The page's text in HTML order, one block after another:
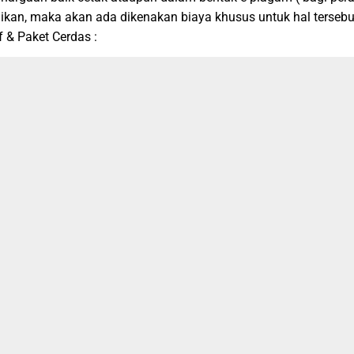
maka akan ada dikenakan biaya khusus untuk hal
Paket Cerdas :